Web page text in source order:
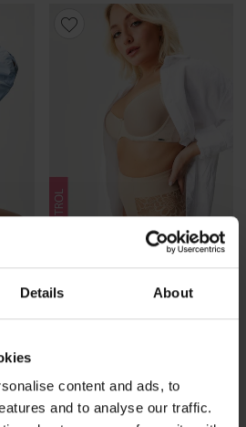
Details About
content and ads, to
and to analyse our traffic.
3+1 БЕЗПЛАТНО